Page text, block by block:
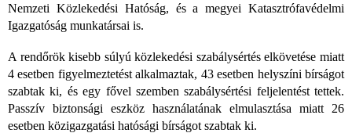
Nemzeti Közlekedési Hatóság, és a megyei Katasztrófavédelmi
Igazgatóság munkatársai is.
A rendőrök kisebb súlyú közlekedési szabálysértés elkövetése miatt
4 esetben figyelmeztetést alkalmaztak, 43 esetben helyszíni bírságot
szabtak ki, és egy fővel szemben szabálysértési feljelentést tettek.
Passzív biztonsági eszköz használatának elmulasztása miatt 26
esetben közigazgatási hatósági bírságot szabtak ki.